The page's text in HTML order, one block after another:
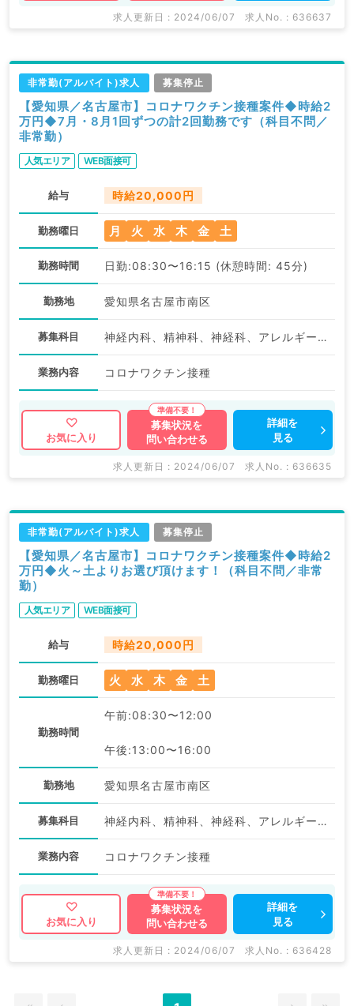
求人更新日 : 2024/06/07 求人No. : 636637
非常勤(アルバイト)求人 募集停止
【愛知県／名古屋市】コロナワクチン接種案件◆時給2
万円◆7月・8月1回ずつの計2回勤務です（科目不問／
非常勤）
人気エリア WEB面接可
給与 時給20,000円
勤務曜日 月 火 水 木 金 土
勤務時間 日勤:08:30〜16:15 (休憩時間: 45分)
勤務地 愛知県名古屋市南区
募集科目 神経内科、精神科、神経科、アレルギー科、リウマチ科、小児科、整形外科、形成外科、美容外科、脳神経外科、呼吸器外科、心臓血管外科、小児外科、皮膚科、泌尿器科、産婦人科、産科、婦人科、眼科、耳鼻咽喉科、気管食道科、放射線科、リハビリテーション科、麻酔科、ペインクリニック、人工透析科、緩和ケア科、一般内科、循環器内科、呼吸器内科、消化器内科、内分泌・代謝内科、腎臓内科、老年内科、血液内科、外科系全般、一般外科、消化器外科、乳腺外科、総合診療科、美容皮膚科、健診・人間ドック、救急科・ＩＣＵ、病理科、基礎医学系、膠原病科、スポーツ整形外科、大腸・肛門外科、その他、産業医
業務内容 コロナワクチン接種
お気に入り
募集状況を
問い合わせる
詳細を
見る
求人更新日 : 2024/06/07 求人No. : 636635
非常勤(アルバイト)求人 募集停止
【愛知県／名古屋市】コロナワクチン接種案件◆時給2
万円◆火～土よりお選び頂けます！（科目不問／非常
勤）
人気エリア WEB面接可
給与 時給20,000円
勤務曜日 火 水 木 金 土
勤務時間
午前:08:30〜12:00
午後:13:00〜16:00
勤務地 愛知県名古屋市南区
募集科目 神経内科、精神科、神経科、アレルギー科、リウマチ科、小児科、整形外科、形成外科、美容外科、脳神経外科、呼吸器外科、心臓血管外科、小児外科、皮膚科、泌尿器科、産婦人科、産科、婦人科、眼科、耳鼻咽喉科、気管食道科、放射線科、リハビリテーション科、麻酔科、ペインクリニック、人工透析科、緩和ケア科、一般内科、循環器内科、呼吸器内科、消化器内科、内分泌・代謝内科、腎臓内科、老年内科、血液内科、外科系全般、一般外科、消化器外科、乳腺外科、総合診療科、美容皮膚科、健診・人間ドック、救急科・ＩＣＵ、病理科、基礎医学系、膠原病科、スポーツ整形外科、大腸・肛門外科、その他、産業医
業務内容 コロナワクチン接種
お気に入り
募集状況を
問い合わせる
詳細を
見る
求人更新日 : 2024/06/07 求人No. : 636428